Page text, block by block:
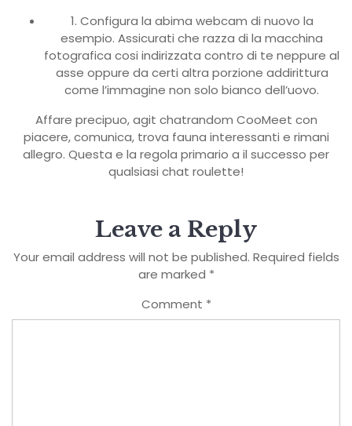
1. Configura la abima webcam di nuovo la
esempio. Assicurati che razza di la macchina
fotografica cosi indirizzata contro di te neppure al
asse oppure da certi altra porzione addirittura
come l’immagine non solo bianco dell’uovo.
Affare precipuo, agit chatrandom CooMeet con
piacere, comunica, trova fauna interessanti e rimani
allegro. Questa e la regola primario a il successo per
qualsiasi chat roulette!
Leave a Reply
Your email address will not be published. Required fields
are marked *
Comment *